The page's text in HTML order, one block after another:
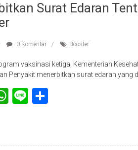
Surat Edaran
0 Komentar Booster
vaksinasi ketiga, Kementerian
Penyakit menerbitkan surat edaran yang
WhatsApp
Line